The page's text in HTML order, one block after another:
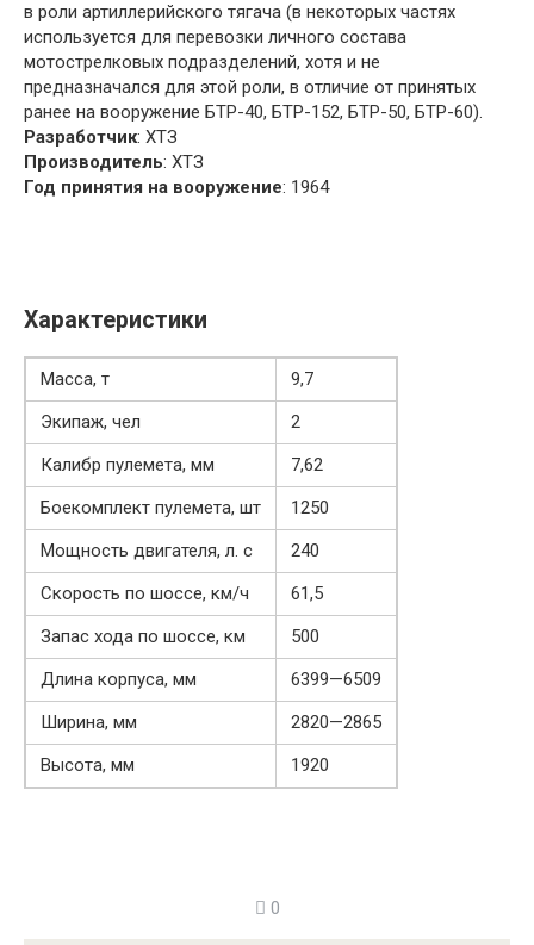
в роли артиллерийского тягача (в некоторых частях
используется для перевозки личного состава
мотострелковых подразделений, хотя и не
предназначался для этой роли, в отличие от принятых
ранее на вооружение БТР-40, БТР-152, БТР-50, БТР-60).
Разработчик: ХТЗ
Производитель: ХТЗ
Год принятия на вооружение: 1964
Характеристики
Масса, т
9,7
Экипаж, чел
2
Калибр пулемета, мм
7,62
Боекомплект пулемета, шт
1250
Мощность двигателя, л. с
240
Скорость по шоссе, км/ч
61,5
Запас хода по шоссе, км
500
Длина корпуса, мм
6399—6509
Ширина, мм
2820—2865
Высота, мм
1920
0